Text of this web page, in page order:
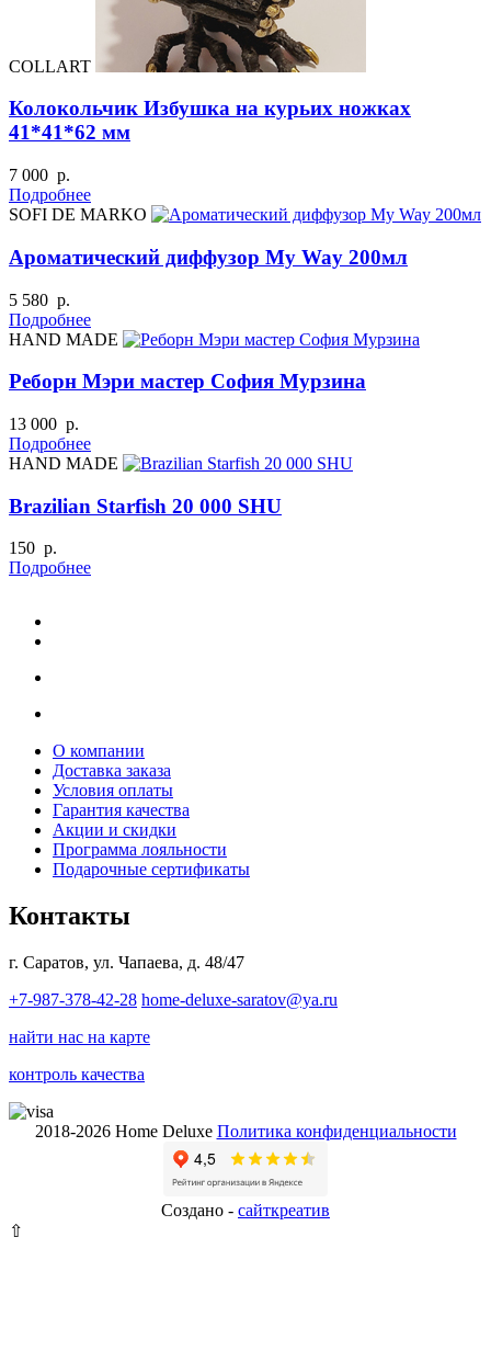
COLLART
Колокольчик Избушка на курьих ножках
41*41*62 мм
7 000 р.
Подробнее
SOFI DE MARKO
Ароматический диффузор My Way 200мл
5 580 р.
Подробнее
HAND MADE
Реборн Мэри мастер София Мурзина
13 000 р.
Подробнее
HAND MADE
Brazilian Starfish 20 000 SHU
150 р.
Подробнее
О компании
Доставка заказа
Условия оплаты
Гарантия качества
Акции и скидки
Программа лояльности
Подарочные сертификаты
Контакты
г. Саратов, ул. Чапаева, д. 48/47
+7-987-378-42-28 home-deluxe-saratov@ya.ru
найти нас на карте
контроль качества
2018-2026 Home Deluxe Политика конфиденциальности
Создано - сайткрeатив
⇧